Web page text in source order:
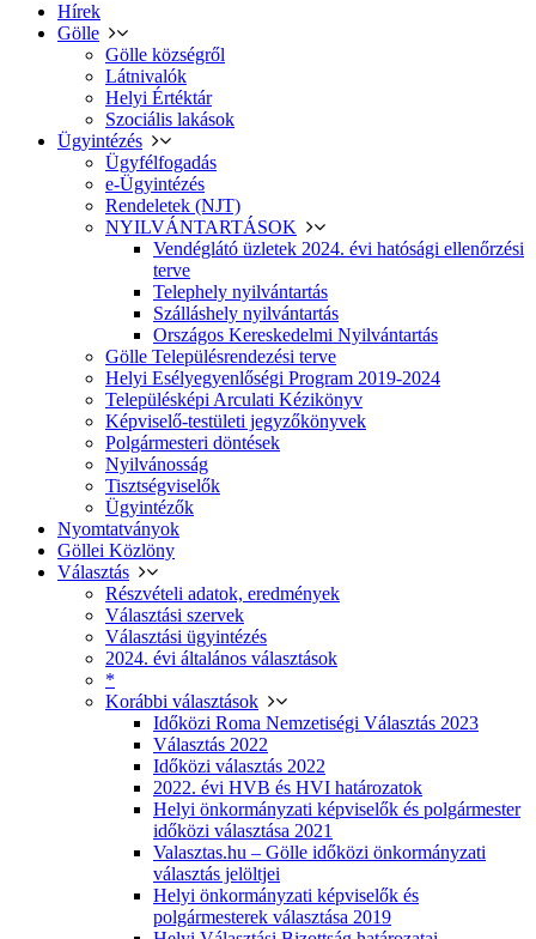
Hírek
Gölle
Gölle községről
Látnivalók
Helyi Értéktár
Szociális lakások
Ügyintézés
Ügyfélfogadás
e-Ügyintézés
Rendeletek (NJT)
NYILVÁNTARTÁSOK
Vendéglátó üzletek 2024. évi hatósági ellenőrzési
terve
Telephely nyilvántartás
Szálláshely nyilvántartás
Országos Kereskedelmi Nyilvántartás
Gölle Településrendezési terve
Helyi Esélyegyenlőségi Program 2019-2024
Településképi Arculati Kézikönyv
Képviselő-testületi jegyzőkönyvek
Polgármesteri döntések
Nyilvánosság
Tisztségviselők
Ügyintézők
Nyomtatványok
Göllei Közlöny
Választás
Részvételi adatok, eredmények
Választási szervek
Választási ügyintézés
2024. évi általános választások
*
Korábbi választások
Időközi Roma Nemzetiségi Választás 2023
Választás 2022
Időközi választás 2022
2022. évi HVB és HVI határozatok
Helyi önkormányzati képviselők és polgármester
időközi választása 2021
Valasztas.hu – Gölle időközi önkormányzati
választás jelöltjei
Helyi önkormányzati képviselők és
polgármesterek választása 2019